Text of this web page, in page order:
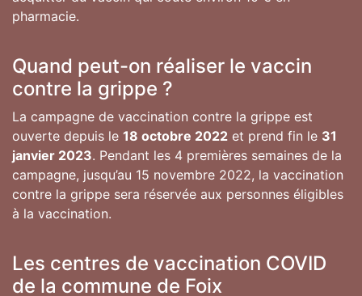
pharmacie.
Quand peut-on réaliser le vaccin
contre la grippe ?
La campagne de vaccination contre la grippe est
ouverte depuis le 18 octobre 2022 et prend fin le 31
janvier 2023. Pendant les 4 premières semaines de la
campagne, jusqu’au 15 novembre 2022, la vaccination
contre la grippe sera réservée aux personnes éligibles
à la vaccination.
Les centres de vaccination COVID
de la commune de Foix